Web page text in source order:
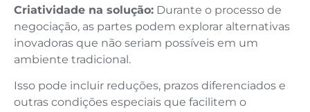
Criatividade na solução: Durante o processo de
negociação, as partes podem explorar alternativas
inovadoras que não seriam possíveis em um
ambiente tradicional.
Isso pode incluir reduções, prazos diferenciados e
outras condições especiais que facilitem o